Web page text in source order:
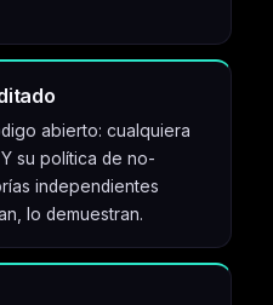
abierto: cualquiera
su política de no-
independientes
lo demuestran.